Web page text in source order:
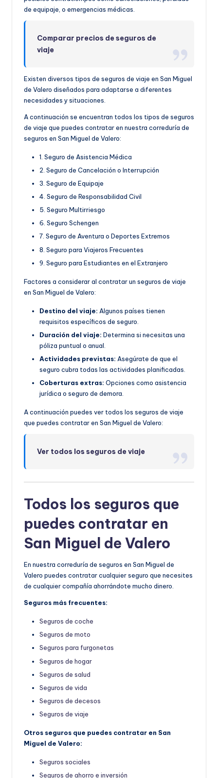
de equipaje, o emergencias médicas.
Comparar precios de seguros de
viaje
Existen diversos tipos de seguros de viaje en San Miguel
de Valero diseñados para adaptarse a diferentes
necesidades y situaciones.
A continuación se encuentran todos los tipos de seguros
de viaje que puedes contratar en nuestra correduría de
seguros en San Miguel de Valero:
1. Seguro de Asistencia Médica
2. Seguro de Cancelación o Interrupción
3. Seguro de Equipaje
4. Seguro de Responsabilidad Civil
5. Seguro Multirriesgo
6. Seguro Schengen
7. Seguro de Aventura o Deportes Extremos
8. Seguro para Viajeros Frecuentes
9. Seguro para Estudiantes en el Extranjero
Factores a considerar al contratar un seguros de viaje
en San Miguel de Valero:
Destino del viaje: Algunos países tienen
requisitos específicos de seguro.
Duración del viaje: Determina si necesitas una
póliza puntual o anual.
Actividades previstas: Asegúrate de que el
seguro cubra todas las actividades planificadas.
Coberturas extras: Opciones como asistencia
jurídica o seguro de demora.
A continuación puedes ver todos los seguros de viaje
que puedes contratar en San Miguel de Valero:
Ver todos los seguros de viaje
Todos los seguros que
puedes contratar en
San Miguel de Valero
En nuestra correduría de seguros en San Miguel de
Valero puedes contratar cualquier seguro que necesites
de cualquier compañía ahorrándote mucho dinero.
Seguros más frecuentes:
Seguros de coche
Seguros de moto
Seguros para furgonetas
Seguros de hogar
Seguros de salud
Seguros de vida
Seguros de decesos
Seguros de viaje
Otros seguros que puedes contratar en San
Miguel de Valero:
Seguros sociales
Seguros de ahorro e inversión